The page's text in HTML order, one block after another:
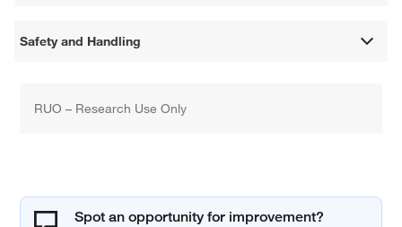
Safety and Handling
RUO – Research Use Only
Spot an opportunity for improvement?